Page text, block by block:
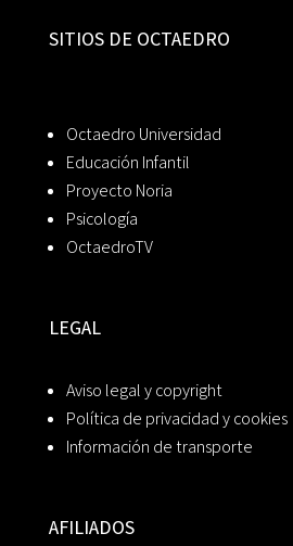
SITIOS DE OCTAEDRO
Octaedro Universidad
Educación Infantil
Proyecto Noria
Psicología
OctaedroTV
LEGAL
Aviso legal y copyright
Política de privacidad y cookies
Información de transporte
AFILIADOS